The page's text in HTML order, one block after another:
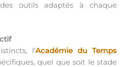
outils adaptés à chaque
l’Académie du Temps
quel que soit le stade